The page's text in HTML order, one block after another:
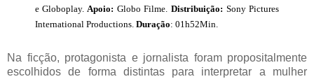
e Globoplay. Apoio: Globo Filme.Distribuição: Sony Pictures
International Productions. Duração: 01h52Min.
Na ficção, protagonista e jornalista foram propositalmente
escolhidos de forma distintas para interpretar a mulher